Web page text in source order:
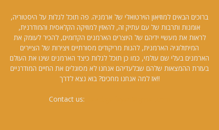
ברוכים הבאים למוזיאון הוירטואלי של ארמניה. פה תוכל לגלות על היסטוריה,
אומנות ותרבות של עם עתיק זה, להאזין למוזיקה הקלאסית והמודרנית,
לראות את מעשיי ידיהם של היוצרים הארמנים הקדומים, להכיר לעומק את
המיתולוגיה הארמנית, להנות מריקודים מסורתיים ויצירות של הציירים
הארמנים בעלי שם עולמי, כמו כן תוכל לגלות כיצד הארמנים שינו את העולם
בעזרת ההמצאות שלהם שבלעדיהם אנחנו לא מסוגלים את החיים המודרניים
!!אז למה אנחנו מחכים? בוא נצא לדרך
Contact us: